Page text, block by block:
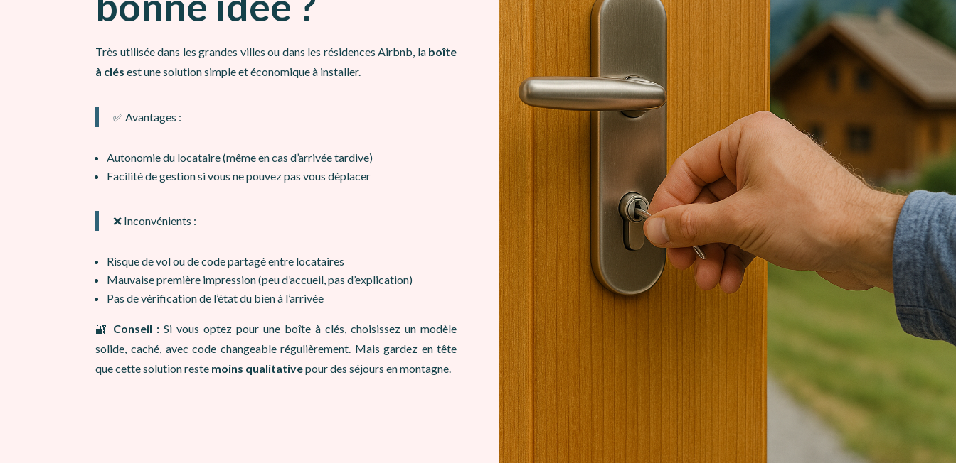
Très utilisée dans les grandes villes ou dans les résidences Airbnb, la boîte
à clés est une solution simple et économique à installer.
✅ Avantages :
Autonomie du locataire (même en cas d’arrivée tardive)
Facilité de gestion si vous ne pouvez pas vous déplacer
❌ Inconvénients :
Risque de vol ou de code partagé entre locataires
Mauvaise première impression (peu d’accueil, pas d’explication)
Pas de vérification de l’état du bien à l’arrivée
🔐 Conseil : Si vous optez pour une boîte à clés, choisissez un modèle
solide, caché, avec code changeable régulièrement. Mais gardez en tête
que cette solution reste moins qualitativepour des séjours en montagne.